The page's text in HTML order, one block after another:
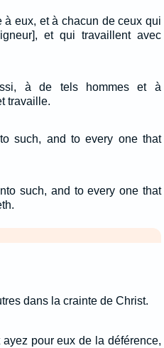
à eux, et à chacun de ceux qui
et qui travaillent avec
à de tels hommes et à
travaille.
such, and to every one that
such, and to every one that
dans la crainte de Christ.
pour eux de la déférence,